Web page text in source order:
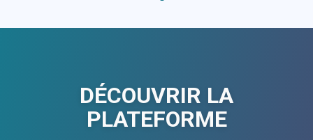
DÉCOUVRIR LA
PLATEFORME